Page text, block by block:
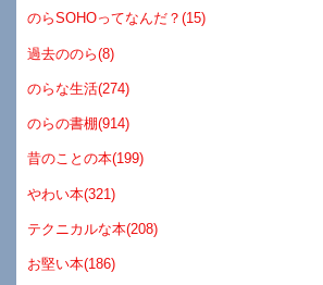
のらSOHOってなんだ？(15)
過去ののら(8)
のらな生活(274)
のらの書棚(914)
昔のことの本(199)
やわい本(321)
テクニカルな本(208)
お堅い本(186)